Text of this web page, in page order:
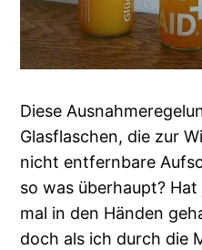
Diese
Glasflaschen, die zur
nicht entfernbare
so was überhaupt?
mal in den Händen
doch als ich durch die